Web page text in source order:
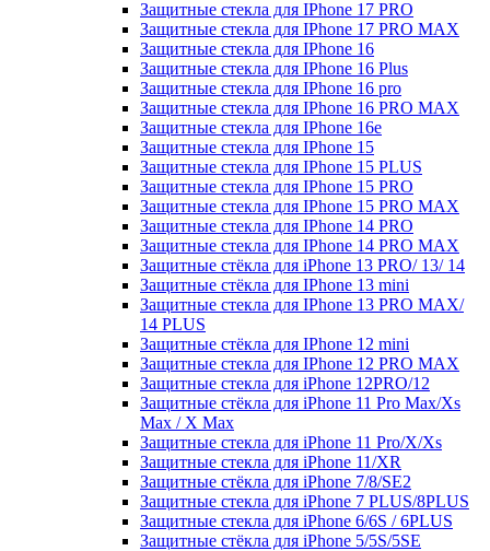
Защитные стекла для IPhone 17 PRO
Защитные стекла для IPhone 17 PRO MAX
Защитные стекла для IPhone 16
Защитные стекла для IPhone 16 Plus
Защитные стекла для IPhone 16 pro
Защитные стекла для IPhone 16 PRO MAX
Защитные стекла для IPhone 16e
Защитные стекла для IPhone 15
Защитные стекла для IPhone 15 PLUS
Защитные стекла для IPhone 15 PRO
Защитные стекла для IPhone 15 PRO MAX
Защитные стекла для IPhone 14 PRO
Защитные стекла для IPhone 14 PRO MAX
Защитные стёкла для iPhone 13 PRO/ 13/ 14
Защитные стёкла для IPhone 13 mini
Защитные стекла для IPhone 13 PRO MAX/
14 PLUS
Защитные стёкла для IPhone 12 mini
Защитные стекла для IPhone 12 PRO MAX
Защитные стекла для iPhone 12PRO/12
Защитные стёкла для iPhone 11 Pro Max/Xs
Max / X Max
Защитные стекла для iPhone 11 Pro/X/Xs
Защитные стекла для iPhone 11/XR
Защитные стёкла для iPhone 7/8/SE2
Защитные стекла для iPhone 7 PLUS/8PLUS
Защитные стекла для iPhone 6/6S / 6PLUS
Защитные стёкла для iPhone 5/5S/5SE